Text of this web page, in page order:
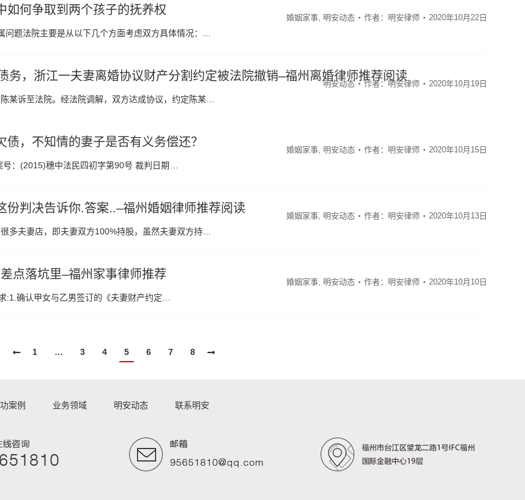
如何争取到两个孩子的抚养权
婚姻家事, 明安动态 作者： 明安律师 2020年10月22日
题法院主要是从以下几个方面考虑双方具体情况：…
务，浙江一夫妻离婚协议财产分割约定被法院撤销–福州离婚律师推荐阅读
明安动态 作者： 明安律师 2020年10月19日
某诉至法院。经法院调解，双方达成协议，约定陈某…
，不知情的妻子是否有义务偿还？
婚姻家事, 明安动态 作者： 明安律师 2020年10月15日
：(2015)穗中法民四初字第90号 裁判日期…
判决告诉你.答案..–福州婚姻律师推荐阅读
婚姻家事, 明安动态 作者： 明安律师 2020年10月13日
多夫妻店，即夫妻双方100%持股，虽然夫妻双方持…
点落坑里–福州家事律师推荐
婚姻家事, 明安动态 作者： 明安律师 2020年10月10日
确认甲女与乙男签订的《夫妻财产约定…
1 … 3 4 5 6 7 8
案例 业务领域 明安动态 联系明安